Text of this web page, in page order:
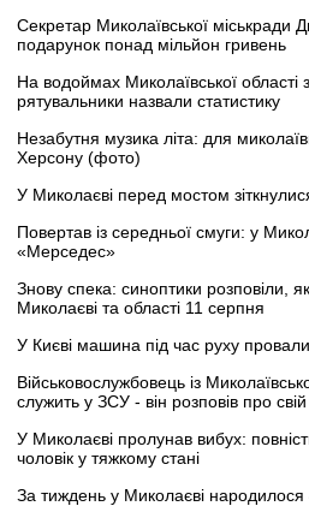
Секретар Миколаївської міськради
подарунок понад мільйон гривень
На водоймах Миколаївської
рятувальники назвали статистику
Незабутня музика літа: для
Херсону (фото)
У Миколаєві перед мостом
Повертав із середньої смуги: у
«Мерседес»
Знову спека: синоптики розповіли,
Миколаєві та області 11 серпня
У Києві машина під час руху
Військовослужбовець із
служить у ЗСУ - він розповів про
У Миколаєві пролунав вибух:
чоловік у тяжкому стані
За тиждень у Миколаєві народилося